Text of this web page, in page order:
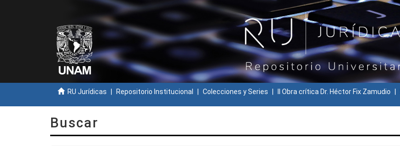
RU Jurídicas Repositorio Institucional Colecciones y Series II Obra crítica Dr. Héctor Fix Zamudio
Buscar